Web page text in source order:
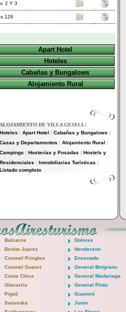
2 Y 3
126
Apart Hotel
Hoteles
Cabañas y Bungalows
Alojamiento Rural
ALOJAMIENTO DE VILLA GESELL:
Hoteles
Apart Hotel Cabañas y Bungalows
Casas y Departamentos Alojamiento Rural
Campings Hosterías y Posadas
Hostels y
Residenciales
Inmobiliarias Turísticas
Listado completo
Balcarce
Benito Juarez
Coronel Pringles
Coronel Suarez
Costa Chica
Olavarria
Pigüé
Saavedra
Dolores
Henderson
Ensenada
General Belgrano
General Madariaga
General Pinto
Guaminí
Junin